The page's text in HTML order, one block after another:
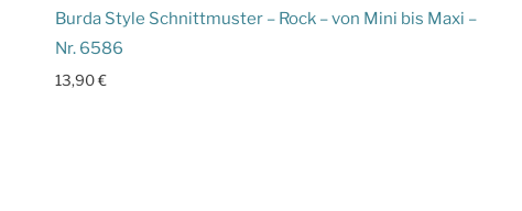
Burda Style Schnittmuster – Rock – von Mini bis Maxi –
Nr. 6586
13,90€